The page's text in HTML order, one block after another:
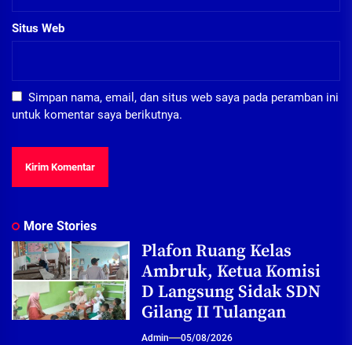
Situs Web
Simpan nama, email, dan situs web saya pada peramban ini
untuk komentar saya berikutnya.
More Stories
Plafon Ruang Kelas
Ambruk, Ketua Komisi
D Langsung Sidak SDN
Gilang II Tulangan
Admin 05/08/2026